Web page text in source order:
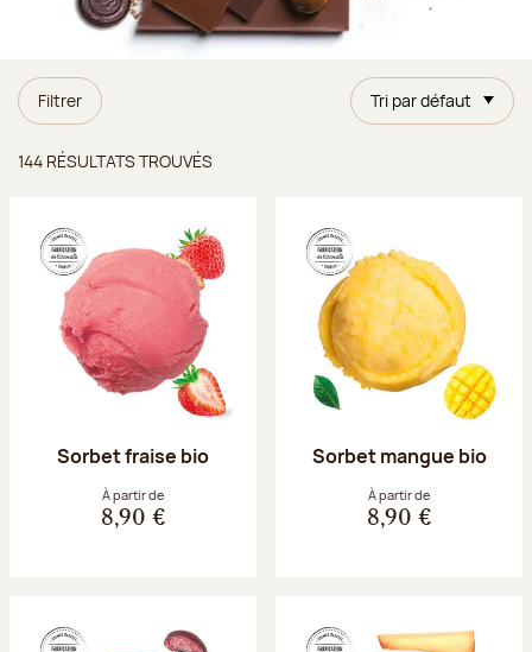
Filtrer Tri par défaut
144 RÉSULTATS TROUVÉS
Sorbet fraise bio
À partir de
8,90 €
Sorbet mangue bio
À partir de
8,90 €